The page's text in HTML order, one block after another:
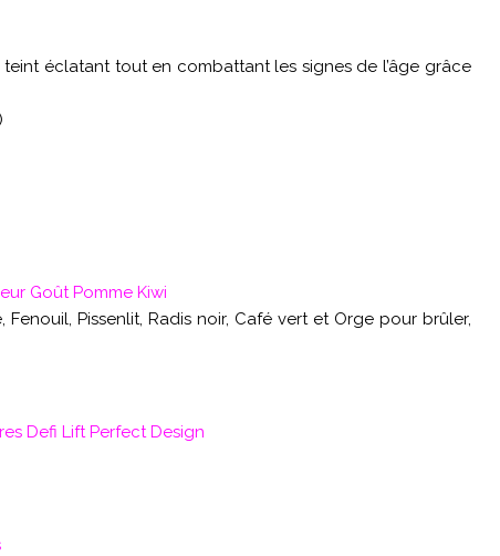
éclatant tout en combattant les signes de l’âge grâce
Goût Pomme Kiwi
Fenouil, Pissenlit, Radis noir, Café vert et Orge pour brûler,
Defi Lift Perfect Design